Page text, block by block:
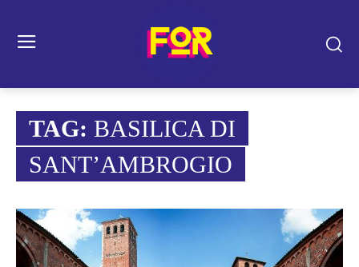
TAG: BASILICA DI
SANT’AMBROGIO